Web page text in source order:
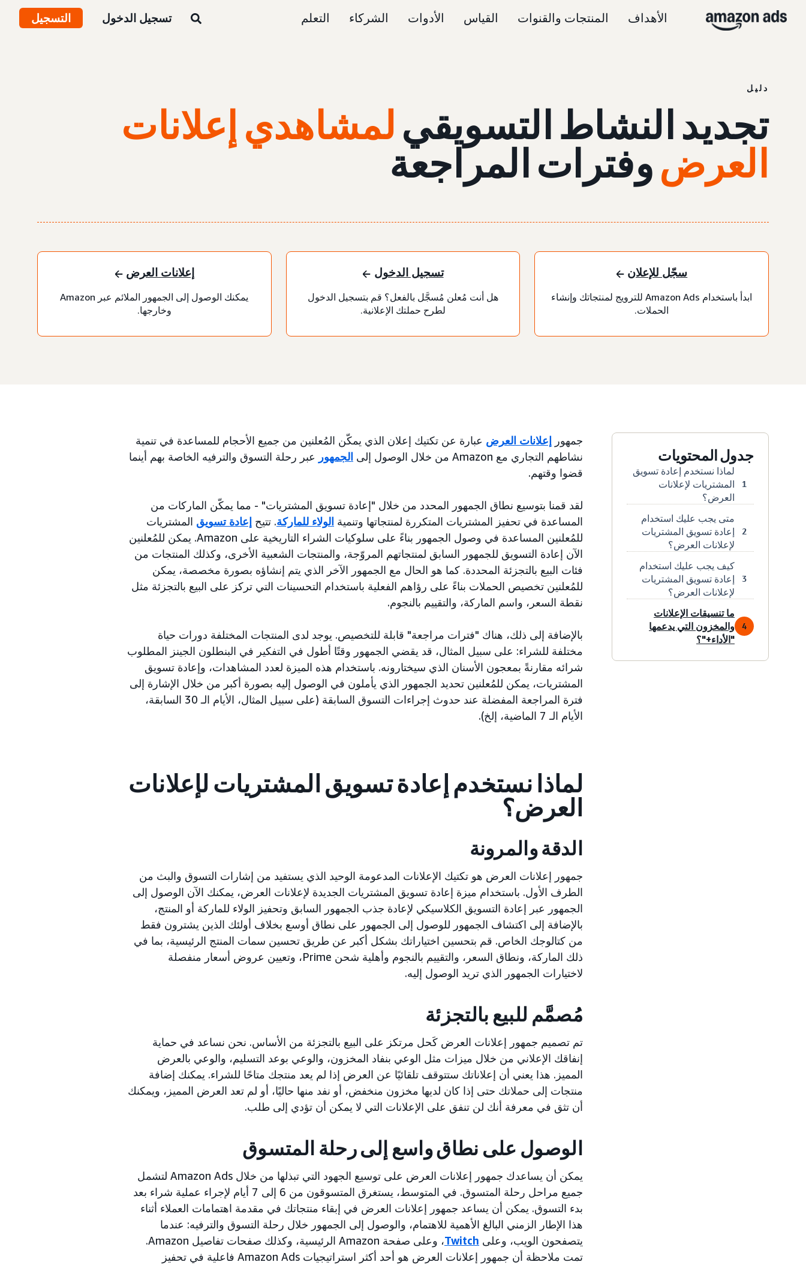
الأهداف المنتجات والقنوات القياس الأدوات الشركاء التعلم تسجيل الدخول التسجيل
دليل
تجديد النشاط التسويقي لمشاهدي إعلانات
العرضوفترات المراجعة
سجّل للإعلان
ابدأ باستخدام Amazon Ads للترويج لمنتجاتك وإنشاء
الحملات.
تسجيل الدخول
هل أنت مُعلن مُسجَّل بالفعل؟ قم بتسجيل الدخول
لطرح حملتك الإعلانية.
إعلانات العرض
يمكنك الوصول إلى الجمهور الملائم عبر Amazon
وخارجها.
جدول المحتويات
1
لماذا نستخدم إعادة تسويق
المشتريات لإعلانات
العرض؟
2
متى يجب عليك استخدام
إعادة تسويق المشتريات
لإعلانات العرض؟
3
كيف يجب عليك استخدام
إعادة تسويق المشتريات
لإعلانات العرض؟
4
ما تنسيقات الإعلانات
والمخزون التي يدعمها
"الأداء+"؟
جمهور إعلانات العرض عبارة عن تكتيك إعلان الذي يمكّن المُعلنين من جميع الأحجام للمساعدة في تنمية
نشاطهم التجاري مع Amazon من خلال الوصول إلى
الجمهور عبر رحلة التسوق والترفيه الخاصة بهم أينما
قضوا وقتهم.
لقد قمنا بتوسيع نطاق الجمهور المحدد من خلال "إعادة تسويق المشتريات" - مما يمكّن الماركات من
المساعدة في تحفيز المشتريات المتكررة لمنتجاتها وتنمية الولاء للماركة. تتيح إعادة تسويق المشتريات
للمُعلنين المساعدة في وصول الجمهور بناءً على سلوكيات الشراء التاريخية على Amazon. يمكن للمُعلنين
الآن إعادة التسويق للجمهور السابق لمنتجاتهم المروّجة، والمنتجات الشعبية الأخرى، وكذلك المنتجات من
فئات البيع بالتجزئة المحددة. كما هو الحال مع الجمهور الآخر الذي يتم إنشاؤه بصورة مخصصة، يمكن
للمُعلنين تخصيص الحملات بناءً على رؤاهم الفعلية باستخدام التحسينات التي تركز على البيع بالتجزئة مثل
نقطة السعر، واسم الماركة، والتقييم بالنجوم.
بالإضافة إلى ذلك، هناك "فترات مراجعة" قابلة للتخصيص. يوجد لدى المنتجات المختلفة دورات حياة
مختلفة للشراء: على سبيل المثال، قد يقضي الجمهور وقتًا أطول في التفكير في البنطلون الجينز المطلوب
شرائه مقارنةً بمعجون الأسنان الذي سيختارونه. باستخدام هذه الميزة لعدد المشاهدات، وإعادة تسويق
المشتريات، يمكن للمُعلنين تحديد الجمهور الذي يأملون في الوصول إليه بصورة أكبر من خلال الإشارة إلى
فترة المراجعة المفضلة عند حدوث إجراءات التسوق السابقة (على سبيل المثال، الأيام الـ 30 السابقة،
الأيام الـ 7 الماضية، إلخ).
لماذا نستخدم إعادة تسويق المشتريات لإعلانات
العرض؟
الدقة والمرونة
جمهور إعلانات العرض هو تكتيك الإعلانات المدعومة الوحيد الذي يستفيد من إشارات التسوق والبث من
الطرف الأول. باستخدام ميزة إعادة تسويق المشتريات الجديدة لإعلانات العرض، يمكنك الآن الوصول إلى
الجمهور عبر إعادة التسويق الكلاسيكي لإعادة جذب الجمهور السابق وتحفيز الولاء للماركة أو المنتج،
بالإضافة إلى اكتشاف الجمهور للوصول إلى الجمهور على نطاق أوسع بخلاف أولئك الذين يشترون فقط
من كتالوجك الخاص. قم بتحسين اختياراتك بشكل أكبر عن طريق تحسين سمات المنتج الرئيسية، بما في
ذلك الماركة، ونطاق السعر، والتقييم بالنجوم وأهلية شحن Prime، وتعيين عروض أسعار منفصلة
لاختيارات الجمهور الذي تريد الوصول إليه.
مُصمَّم للبيع بالتجزئة
تم تصميم جمهور إعلانات العرض كَحل مرتكز على البيع بالتجزئة من الأساس. نحن نساعد في حماية
إنفاقك الإعلاني من خلال ميزات مثل الوعي بنفاد المخزون، والوعي بوعد التسليم، والوعي بالعرض
المميز. هذا يعني أن إعلاناتك ستتوقف تلقائيًا عن العرض إذا لم يعد منتجك متاحًا للشراء. يمكنك إضافة
منتجات إلى حملاتك حتى إذا كان لديها مخزون منخفض، أو نفد منها حاليًا، أو لم تعد العرض المميز، ويمكنك
أن تثق في معرفة أنك لن تنفق على الإعلانات التي لا يمكن أن تؤدي إلى طلب.
الوصول على نطاق واسع إلى رحلة المتسوق
يمكن أن يساعدك جمهور إعلانات العرض على توسيع الجهود التي تبذلها من خلال Amazon Ads لتشمل
جميع مراحل رحلة المتسوق. في المتوسط، يستغرق المتسوقون من 6 إلى 7 أيام لإجراء عملية شراء بعد
بدء التسوق. يمكن أن يساعد جمهور إعلانات العرض في إبقاء منتجاتك في مقدمة اهتمامات العملاء أثناء
هذا الإطار الزمني البالغ الأهمية للاهتمام، والوصول إلى الجمهور خلال رحلة التسوق والترفيه: عندما
يتصفحون الويب، وعلى Twitch
، وعلى صفحة Amazon الرئيسية، وكذلك صفحات تفاصيل Amazon.
تمت ملاحظة أن جمهور إعلانات العرض هو أحد أكثر استراتيجيات Amazon Ads فاعلية في تحفيز